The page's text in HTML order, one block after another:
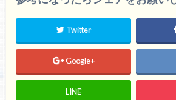
Twitter
Google+
LINE